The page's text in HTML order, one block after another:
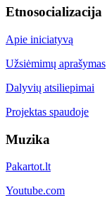
Etnosocializacija
Apie iniciatyvą
Užsiėmimų aprašymas
Dalyvių atsiliepimai
Projektas spaudoje
Muzika
Pakartot.lt
Youtube.com